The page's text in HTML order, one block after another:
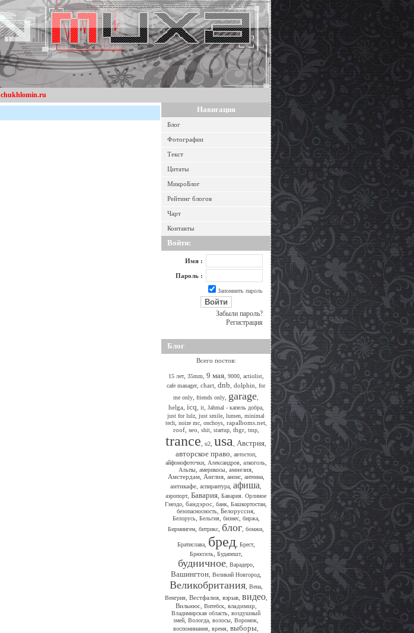
chukhlomin.ru
Навигация
Блог
Фотографии
Текст
Цитаты
МикроБлог
Рейтинг блогов
Чарт
Контакты
Войти:
Имя :
Пароль :
Запомнить пароль
Забыли пароль?
Регистрация
Блог
Всего постов:
15 лет, 35mm 9 мая, 9000, actiolist,
cafe manager, chart dnb dolphin
for
me only friends only garage
helga icq it, Jahmal - капель добра,
just for lulz just smile lumen minimal
tech, noize mc, onchoys, rapalboms.net,
roof, seo shit, startup, thgr, tmp,
trance u2 usa Австрия
авторское право автостоп,
айфонофоточки, Александров, алкоголь,
Альпы америкосы амнезия
Амстердам, Англия, анонс, антенна,
антикафе аспирантура афиша
аэропорт, Бавария Бавария. Орлиное
Гнездо бандэрос банк Башкортостан
безопасносность Белоруссия
Белорусь, Бельгия, бизнес, биржа,
Бирмингем битрикс блог бомжи
Братислава, бред Брест,
Брюссель, Будапешт,
будничное, Варадеро,
Вашингтон, Великий Новгород,
Великобритания, Вена,
Венгрия, Вестфалия, взрыв, видео,
Вильнюс, Витебск, владимир
Владимирская область воздушный
змей Вологда волосы Воронеж
воспоминания время выборы